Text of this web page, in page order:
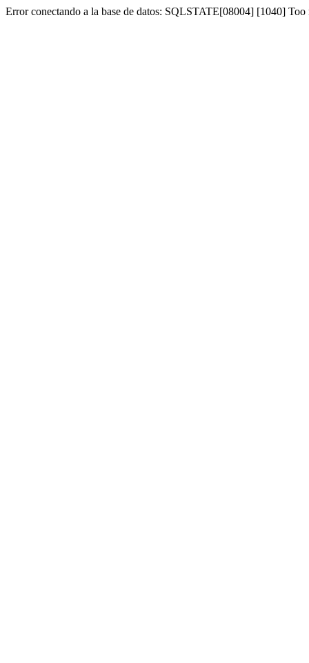
Error conectando a la base de datos: SQLSTATE[08004] [1040] Too